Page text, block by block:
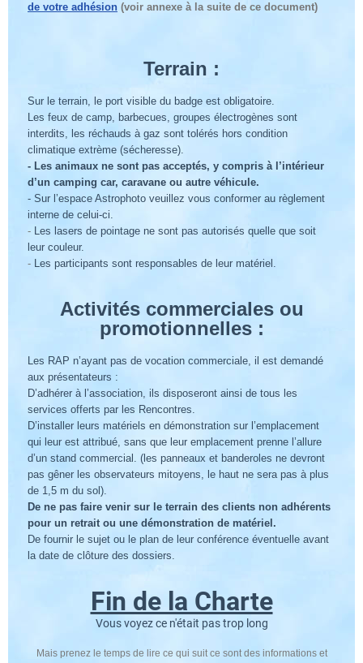
de votre adhésion (voir annexe à la suite de ce document)
Terrain :
Sur le terrain, le port visible du badge est obligatoire.
Les feux de camp, barbecues, groupes électrogènes sont
interdits, les réchauds à gaz sont tolérés hors condition
climatique extrème (sécheresse).
- Les animaux ne sont pas acceptés, y compris à l’intérieur
d’un camping car, caravane ou autre véhicule.
- Sur l’espace Astrophoto veuillez vous conformer au règlement
interne de celui-ci.
- Les lasers de pointage ne sont pas autorisés quelle que soit
leur couleur.
- Les participants sont responsables de leur matériel.
Activités commerciales ou
promotionnelles :
Les RAP n’ayant pas de vocation commerciale, il est demandé
aux présentateurs :
D’adhérer à l’association, ils disposeront ainsi de tous les
services offerts par les Rencontres.
D’installer leurs matériels en démonstration sur l’emplacement
qui leur est attribué, sans que leur emplacement prenne l’allure
d’un stand commercial. (les panneaux et banderoles ne devront
pas gêner les observateurs mitoyens, le haut ne sera pas à plus
de 1,5 m du sol).
De ne pas faire venir sur le terrain des clients non adhérents
pour un retrait ou une démonstration de matériel.
De fournir le sujet ou le plan de leur conférence éventuelle avant
la date de clôture des dossiers.
Fin de la Charte
Vous voyez ce n'était pas trop long
Mais prenez le temps de lire ce qui suit ce sont des informations et